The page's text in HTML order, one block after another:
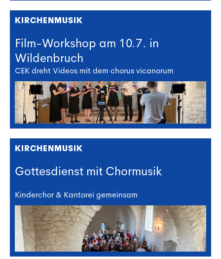
KIRCHENMUSIK
Film-Workshop am 10.7. in
Wildenbruch
CEK dreht Videos mit dem chorus vicanorum
KIRCHENMUSIK
Gottesdienst mit Chormusik
Kinderchor & Kantorei gemeinsam